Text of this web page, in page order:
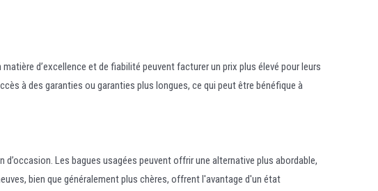
d’excellence et de fiabilité peuvent facturer un prix plus élevé pour leurs
à des garanties ou garanties plus longues, ce qui peut être bénéfique à
Les bagues usagées peuvent offrir une alternative plus abordable,
bien que généralement plus chères, offrent l'avantage d'un état